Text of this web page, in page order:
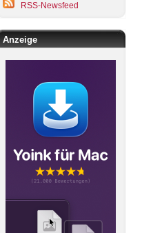
RSS-Newsfeed
Anzeige